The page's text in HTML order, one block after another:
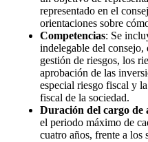
representado en el
orientaciones sobre
Competencias: Se
indelegable del
gestión de riesgos, los
aprobación de las
especial riesgo fiscal y
fiscal de la sociedad.
Duración del cargo de
el periodo máximo de
cuatro años, frente a los